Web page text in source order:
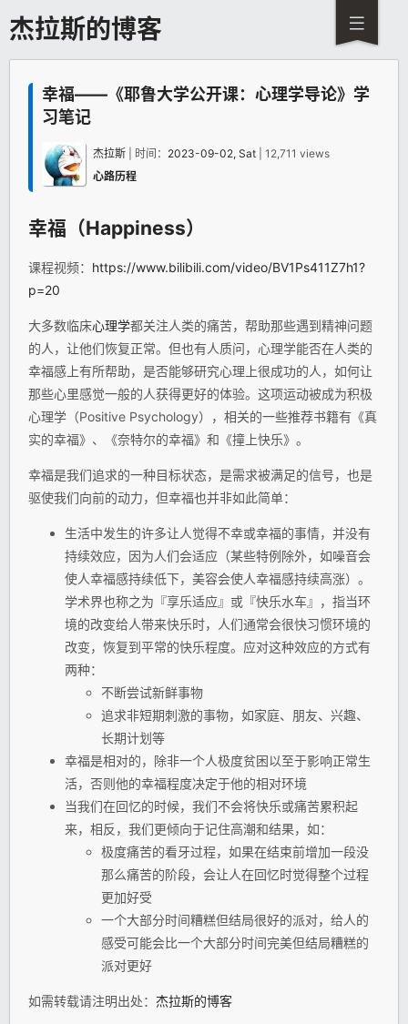
杰拉斯的博客
幸福——《耶鲁大学公开课：心理学导论》学
习笔记
杰拉斯 | 时间： 2023-09-02, Sat | 12,711 views
心路历程
幸福（Happiness）
课程视频： https://www.bilibili.com/video/BV1Ps411Z7h1?
p=20
大多数临床心理学都关注人类的痛苦，帮助那些遇到精神问题
的人，让他们恢复正常。但也有人质问，心理学能否在人类的
幸福感上有所帮助，是否能够研究心理上很成功的人，如何让
那些心里感觉一般的人获得更好的体验。这项运动被成为积极
心理学（Positive Psychology），相关的一些推荐书籍有《真
实的幸福》、《奈特尔的幸福》和《撞上快乐》。
幸福是我们追求的一种目标状态，是需求被满足的信号，也是
驱使我们向前的动力，但幸福也并非如此简单：
生活中发生的许多让人觉得不幸或幸福的事情，并没有
持续效应，因为人们会适应（某些特例除外，如噪音会
使人幸福感持续低下，美容会使人幸福感持续高涨）。
学术界也称之为『享乐适应』或『快乐水车』，指当环
境的改变给人带来快乐时，人们通常会很快习惯环境的
改变，恢复到平常的快乐程度。应对这种效应的方式有
两种：
不断尝试新鲜事物
追求非短期刺激的事物，如家庭、朋友、兴趣、
长期计划等
幸福是相对的，除非一个人极度贫困以至于影响正常生
活，否则他的幸福程度决定于他的相对环境
当我们在回忆的时候，我们不会将快乐或痛苦累积起
来，相反，我们更倾向于记住高潮和结果，如：
极度痛苦的看牙过程，如果在结束前增加一段没
那么痛苦的阶段，会让人在回忆时觉得整个过程
更加好受
一个大部分时间糟糕但结局很好的派对，给人的
感受可能会比一个大部分时间完美但结局糟糕的
派对更好
如需转载请注明出处： 杰拉斯的博客